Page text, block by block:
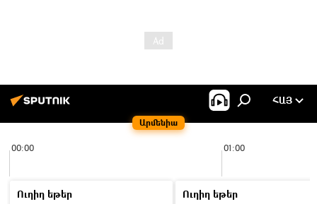
Արմենիա
ՀԱՅ
00:00 01:00
Ուղիղ եթեր
Ուղիղ եթեր